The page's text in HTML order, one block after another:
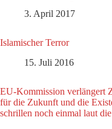
3. April 2017
Islamischer Terror
15. Juli 2016
EU-Kommission verlängert
für die Zukunft und die
schrillen noch einmal laut